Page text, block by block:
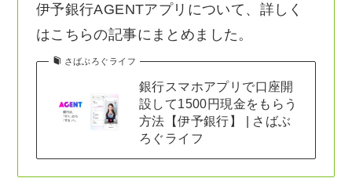
伊予銀行AGENTアプリについて、詳しく
はこちらの記事にまとめました。
さばぶろぐライフ
銀行スマホアプリで口座開
設して1500円現金をもらう
方法【伊予銀行】 | さばぶ
ろぐライフ